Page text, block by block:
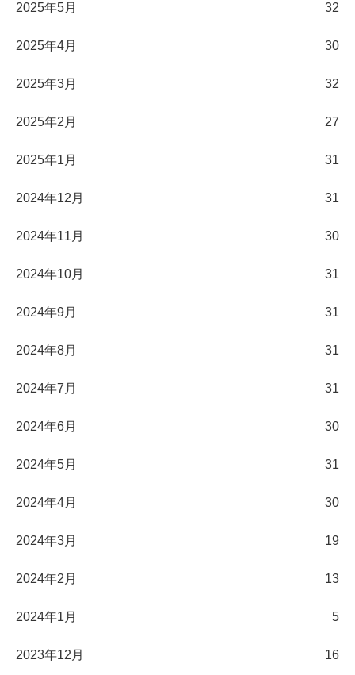
2025年5月 32
2025年4月 30
2025年3月 32
2025年2月 27
2025年1月 31
2024年12月 31
2024年11月 30
2024年10月 31
2024年9月 31
2024年8月 31
2024年7月 31
2024年6月 30
2024年5月 31
2024年4月 30
2024年3月 19
2024年2月 13
2024年1月 5
2023年12月 16